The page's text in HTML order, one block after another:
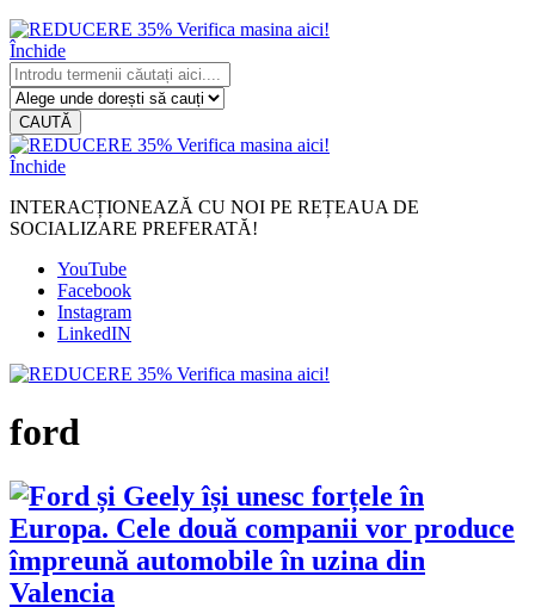
Închide
CAUTĂ
Închide
INTERACȚIONEAZĂ CU NOI PE REȚEAUA DE
SOCIALIZARE PREFERATĂ!
YouTube
Facebook
Instagram
LinkedIN
ford